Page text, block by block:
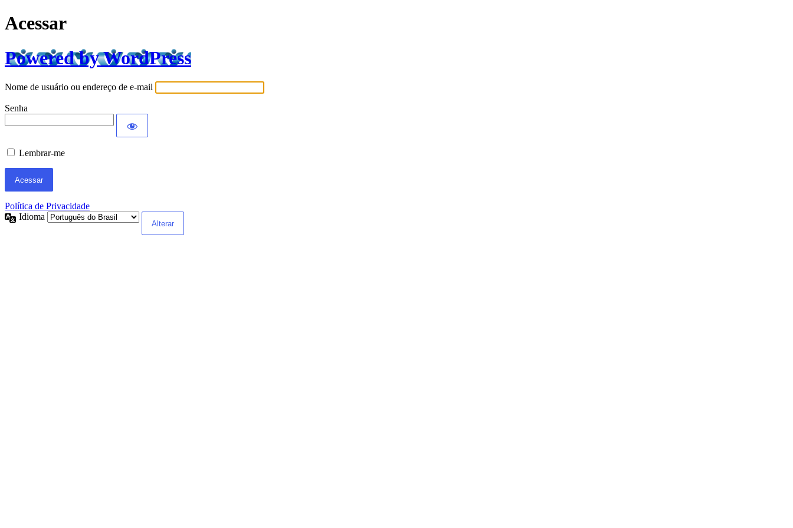
Acessar
Powered by WordPress
Nome de usuário ou endereço de e-mail
Senha
Lembrar-me
Política de Privacidade
Idioma